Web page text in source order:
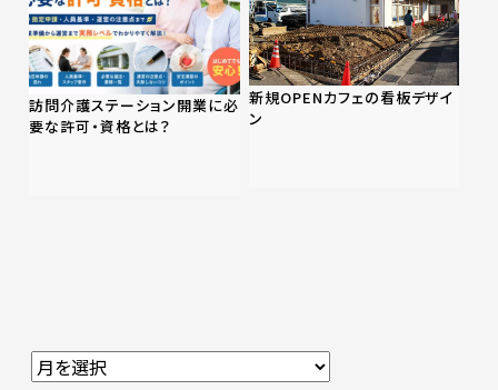
訪問介護ステーション開業に必
要な許可・資格とは？
新規OPENカフェの看板デザイ
ン